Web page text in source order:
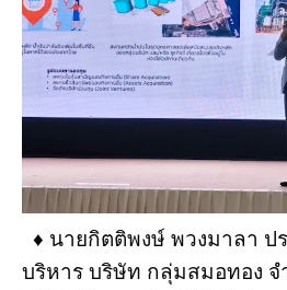
♦️ นายกิตติพงษ์ พวงมาลา ป
บริหาร บริษัท กลุ่มสมอทอง